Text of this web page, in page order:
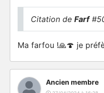
Citation de Farf
Ma farfou !🙏🍄 je
Ancien membre